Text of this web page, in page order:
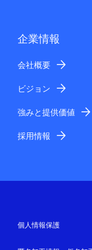
企業情報
会社概要
ビジョン
強みと提供価値
採用情報
個人情報保護